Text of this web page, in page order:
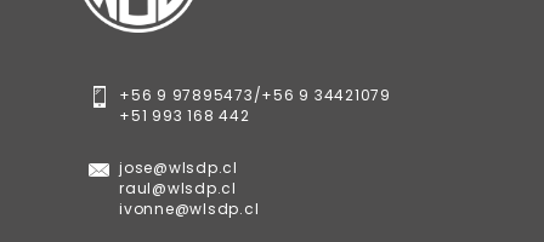
+56 9 97895473/+56 9 34421079
+51 993 168 442
jose@wlsdp.cl
raul@wlsdp.cl
ivonne@wlsdp.cl